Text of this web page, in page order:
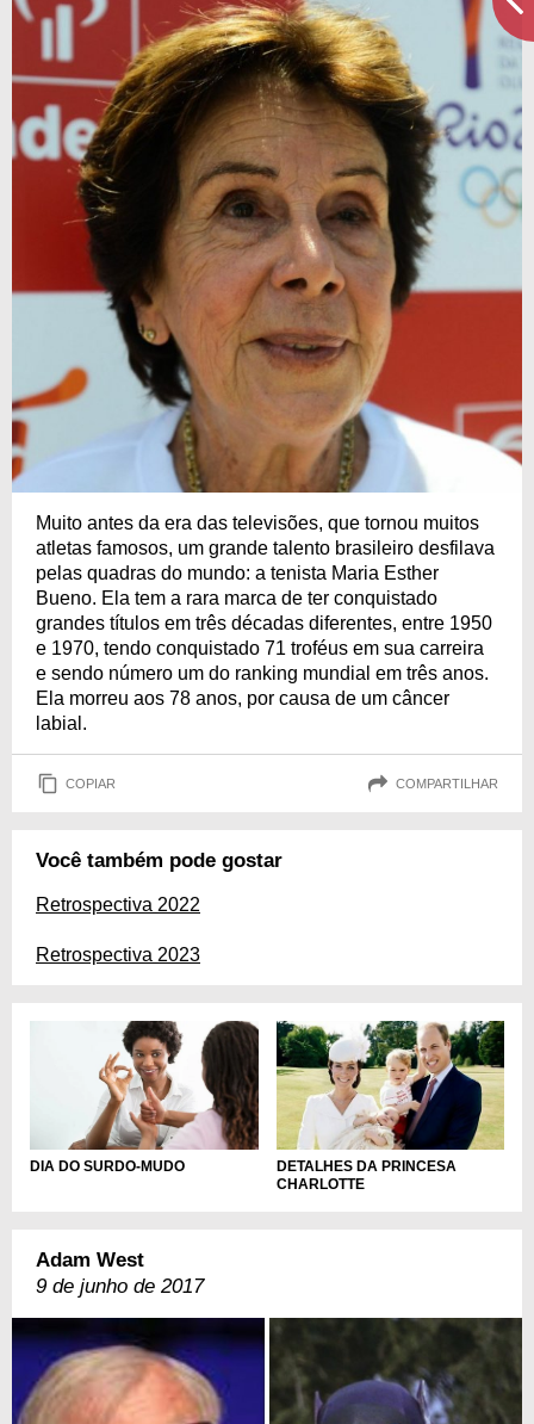
Muito antes da era das televisões, que tornou muitos
atletas famosos, um grande talento brasileiro desfilava
pelas quadras do mundo: a tenista Maria Esther
Bueno. Ela tem a rara marca de ter conquistado
grandes títulos em três décadas diferentes, entre 1950
e 1970, tendo conquistado 71 troféus em sua carreira
e sendo número um do ranking mundial em três anos.
Ela morreu aos 78 anos, por causa de um câncer
labial.
COPIAR COMPARTILHAR
Você também pode gostar
Retrospectiva 2022
Retrospectiva 2023
DIA DO SURDO-MUDO
DETALHES DA PRINCESA
CHARLOTTE
Adam West
9 de junho de 2017